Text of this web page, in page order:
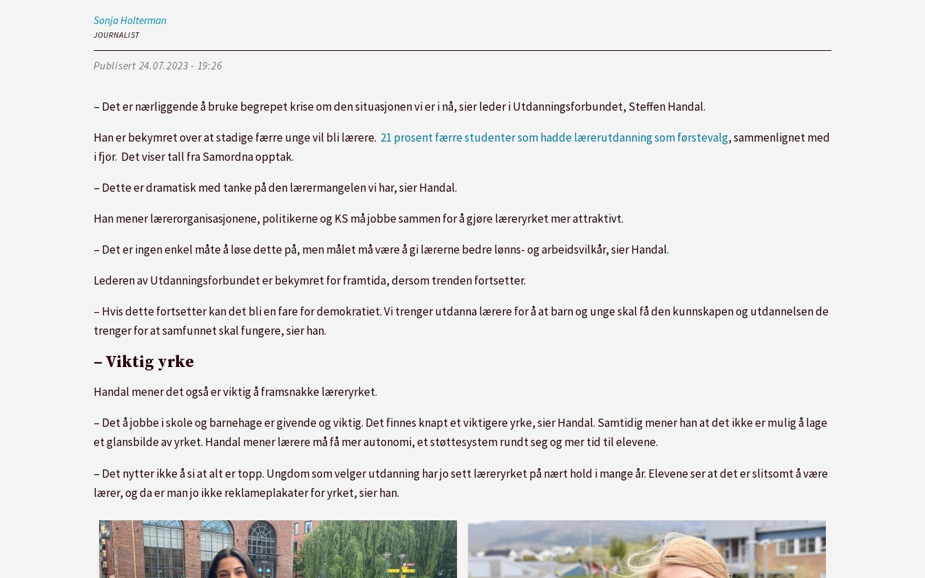
SonjaHolterman
JOURNALIST
Publisert 24.07.2023 - 19:26
– Det er nærliggende å bruke begrepet krise om den situasjonen vi er i nå, sier leder i Utdanningsforbundet, Steffen Handal.
Han er bekymret over at stadige færre unge vil bli lærere. 21 prosent færre studenter som hadde lærerutdanning som førstevalg, sammenlignet med
i fjor. Det viser tall fra Samordna opptak.
– Dette er dramatisk med tanke på den lærermangelen vi har, sier Handal.
Han mener lærerorganisasjonene, politikerne og KS må jobbe sammen for å gjøre læreryrket mer attraktivt.
– Det er ingen enkel måte å løse dette på, men målet må være å gi lærerne bedre lønns- og arbeidsvilkår, sier Handal.
Lederen av Utdanningsforbundet er bekymret for framtida, dersom trenden fortsetter.
– Hvis dette fortsetter kan det bli en fare for demokratiet. Vi trenger utdanna lærere for å at barn og unge skal få den kunnskapen og utdannelsen de
trenger for at samfunnet skal fungere, sier han.
– Viktig yrke
Handal mener det også er viktig å framsnakke læreryrket.
– Det å jobbe i skole og barnehage er givende og viktig. Det finnes knapt et viktigere yrke, sier Handal. Samtidig mener han at det ikke er mulig å lage
et glansbilde av yrket. Handal mener lærere må få mer autonomi, et støttesystem rundt seg og mer tid til elevene.
– Det nytter ikke å si at alt er topp. Ungdom som velger utdanning har jo sett læreryrket på nært hold i mange år. Elevene ser at det er slitsomt å være
lærer, og da er man jo ikke reklameplakater for yrket, sier han.